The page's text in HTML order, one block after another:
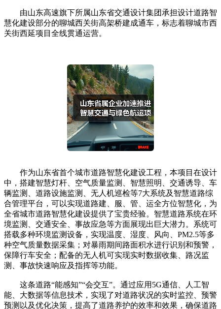
由山东高速旗下所属山东省交通设计集团承担设计道路智
慧化建设部分的聊城西关街高架桥建成通车，标志着聊城市西
关街西延项目全线贯通运营。
作为山东省首个城市道路智慧化建设工程，本项目在设计
中，搭建智慧灯杆、空气质量监测、智慧照明、交通诱导、车
辆监测、道路设施监测、无人机巡检等7大系统及智慧道路综
合管理平台，可以实现道路建、服、管、运全方位智慧化，为
全省城市道路智慧化建设提供了宝贵经验。智慧道路系统在环
境监测、交通安全、事故应急等方面展现出巨大潜力。系统可
搭载多种环境监测设备，实现温度、湿度、风向、PM2.5等多
种空气质量数据采集；对暴雨期间路面积水进行识别和预警，
保障行车安全；配备的无人机可实现实时数据收集、路况监
测、事故快速响应及指挥等功能。
这条道路“能感知”“会交互”。通过应用5G通信、人工智
能、大数据等信息技术，实现了对道路状况的实时监控、预警
预测以及优化决策，提高了道路养护的效率和效果，确保道路